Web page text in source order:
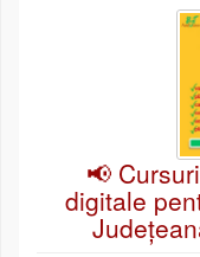
📢
digitale